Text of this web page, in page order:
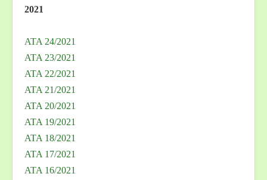
2021
ATA 24/2021
ATA 23/2021
ATA 22/2021
ATA 21/2021
ATA 20/2021
ATA 19/2021
ATA 18/2021
ATA 17/2021
ATA 16/2021